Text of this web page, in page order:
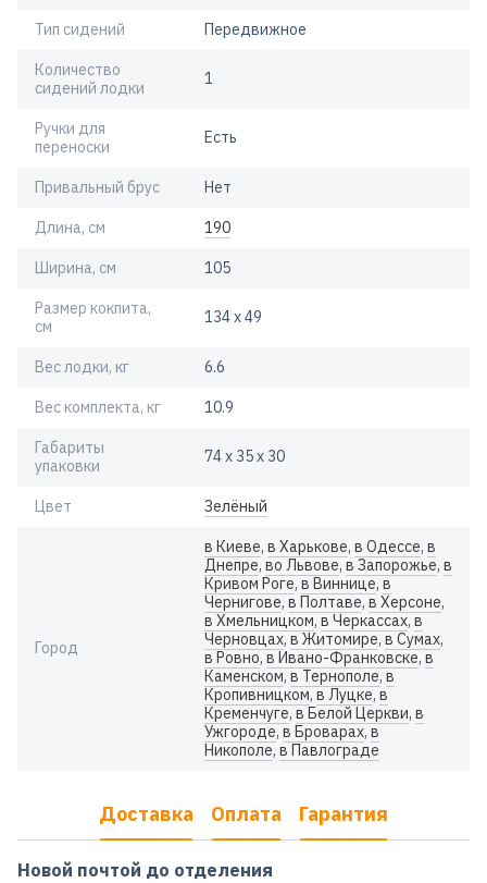
Тип сидений Передвижное
Количество
сидений лодки
1
Ручки для
переноски
Есть
Привальный брус Нет
Длина, см 190
Ширина, см 105
Размер кокпита,
см
134 х 49
Вес лодки, кг 6.6
Вес комплекта, кг 10.9
Габариты
упаковки
74 х 35 х 30
Цвет Зелёный
Город
в Киеве, в Харькове, в Одессе, в
Днепре, во Львове, в Запорожье, в
Кривом Роге, в Виннице, в
Чернигове, в Полтаве, в Херсоне,
в Хмельницком, в Черкассах, в
Черновцах, в Житомире, в Сумах,
в Ровно, в Ивано-Франковске, в
Каменском, в Тернополе, в
Кропивницком, в Луцке, в
Кременчуге, в Белой Церкви, в
Ужгороде, в Броварах, в
Никополе, в Павлограде
Доставка Оплата Гарантия
Новой почтой до отделения